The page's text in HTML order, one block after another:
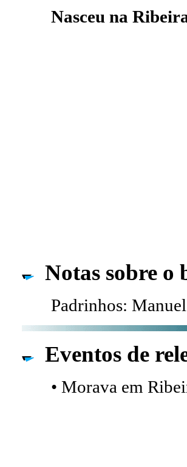
Nasceu na
Notas sobre o
Padrinhos:
Eventos de
• Morava em